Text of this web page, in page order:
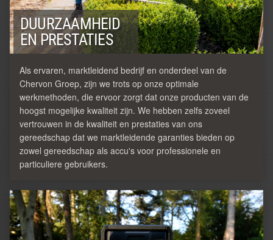
DUURZAAMHEID
EN PRESTATIES
Als ervaren, marktleidend bedrijf en onderdeel van de
Chervon Groep, zijn we trots op onze optimale
werkmethoden, die ervoor zorgt dat onze producten van de
hoogst mogelijke kwaliteit zijn. We hebben zelfs zoveel
vertrouwen in de kwaliteit en prestaties van ons
gereedschap dat we marktleidende garanties bieden op
zowel gereedschap als accu's voor professionele en
particuliere gebruikers.